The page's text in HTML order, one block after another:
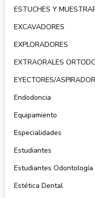
ESTUCHES Y
EXCAVADORES
EXPLORADORES
EXTRAORALES
EYECTORES/
Endodoncia
Equipamiento
Especialidades
Estudiantes
Estudiantes Odontología
Estética Dental